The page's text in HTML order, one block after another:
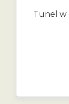
Tunel w